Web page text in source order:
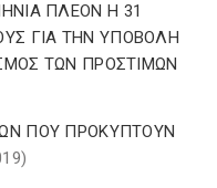
ΠΛΕΟΝ Η 31
ΓΙΑ ΤΗΝ ΥΠΟΒΟΛΗ
ΤΩΝ ΠΡΟΣΤΙΜΩΝ
ΠΟΥ ΠΡΟΚΥΠΤΟΥΝ